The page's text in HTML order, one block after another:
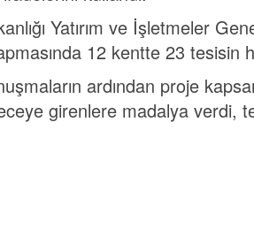
Yatırım ve İşletmeler
12 kentte 23 tesisin
ardından proje
girenlere madalya verdi,